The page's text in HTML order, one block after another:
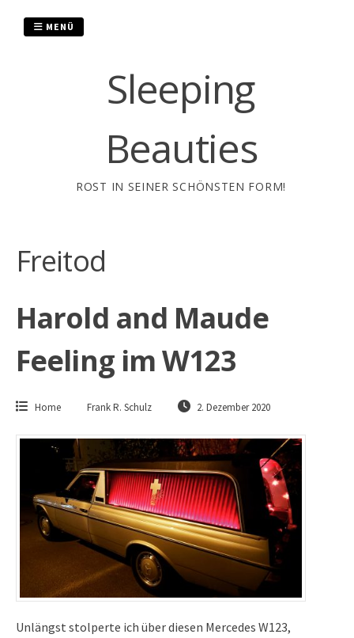
Sleeping
Beauties
ROST IN SEINER SCHÖNSTEN FORM!
MENÜ
Freitod
Harold and Maude
Feeling im W123
Home Frank R. Schulz 2. Dezember 2020
Unlängst stolperte ich über diesen Mercedes W123,